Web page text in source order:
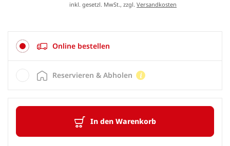
inkl. gesetzl. MwSt., zzgl. Versandkosten
Online bestellen
In den Warenkorb
Reservieren & Abholen